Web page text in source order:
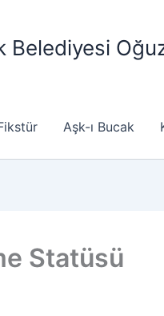
Belediyesi
Aşk-ı Bucak
Statüsü